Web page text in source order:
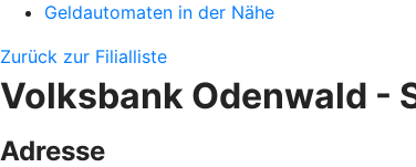
Geldautomaten in der Nähe
Zurück zur Filialliste
Volksbank Odenwald -
Adresse